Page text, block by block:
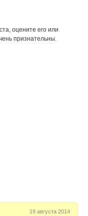
оцените его или
признательны.
19 августа 2014